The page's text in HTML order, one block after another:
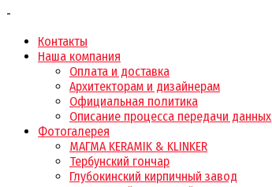
-
Контакты
Наша компания
Оплата и доставка
Архитекторам и дизайнерам
Официальная политика
Описание процесса передачи данных
Фотогалерея
МАГМА KERAMIK & KLINKER
Тербунский гончар
Глубокинский кирпичный завод